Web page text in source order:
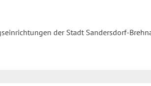
der Stadt Sandersdorf-